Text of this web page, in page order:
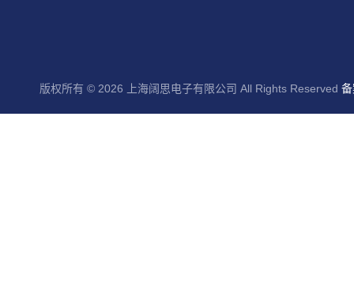
版权所有 © 2026 上海阔思电子有限公司 All Rights Reserved